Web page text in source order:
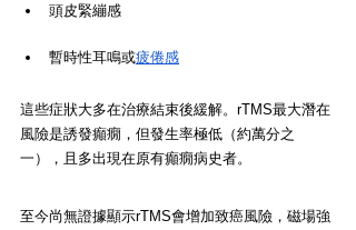
頭皮緊繃感
暫時性耳鳴或疲倦感
這些症狀大多在治療結束後緩解。rTMS最大潛在
風險是誘發癲癇，但發生率極低（約萬分之
一），且多出現在原有癲癇病史者。
至今尚無證據顯示rTMS會增加致癌風險，磁場強